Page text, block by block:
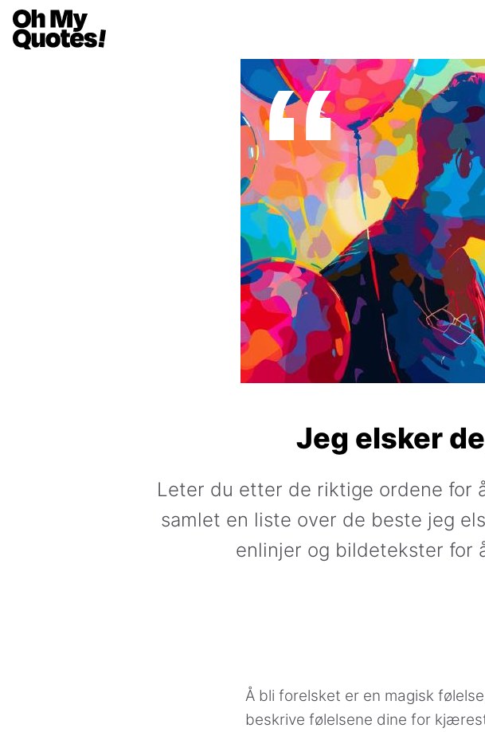
Jeg elsker
Leter du etter de riktige ordene for
samlet en liste over de beste jeg
enlinjer og bildetekster for
Å bli forelsket er en magisk
beskrive følelsene dine for